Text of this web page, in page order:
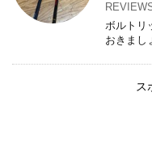
ボルトリ
おきまし
ス